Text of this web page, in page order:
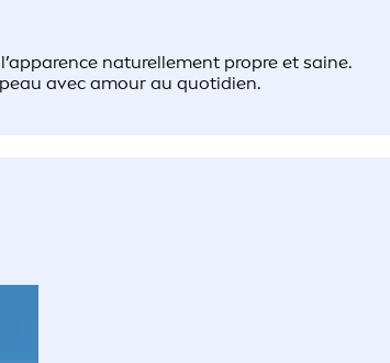
naturellement propre et saine.
avec amour au quotidien.